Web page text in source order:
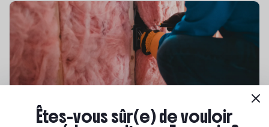
Compétences & formations
Êtes-vous sûr(e) de vouloir